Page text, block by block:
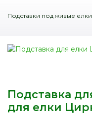
Подставки под живые елки
Подставка
для елки